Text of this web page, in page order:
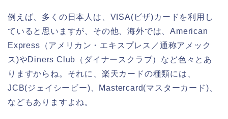
例えば、多くの日本人は、VISA(ビザ)カードを利用し
ていると思いますが、その他、海外では、American
Express（アメリカン・エキスプレス／通称アメック
ス)やDiners Club（ダイナースクラブ）など色々とあ
りますからね。それに、楽天カードの種類には、
JCB(ジェイシービー)、Mastercard(マスターカード)、
などもありますよね。